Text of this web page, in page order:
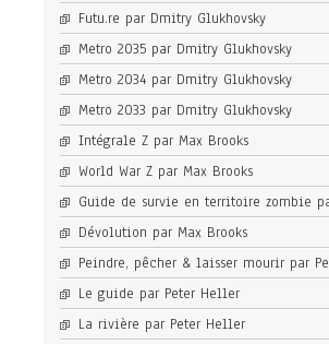
Futu.re par Dmitry Glukhovsky
Metro 2035 par Dmitry Glukhovsky
Metro 2034 par Dmitry Glukhovsky
Metro 2033 par Dmitry Glukhovsky
Intégrale Z par Max Brooks
World War Z par Max Brooks
Guide de survie en territoire zombie
Dévolution par Max Brooks
Peindre, pêcher & laisser mourir par
Le guide par Peter Heller
La rivière par Peter Heller